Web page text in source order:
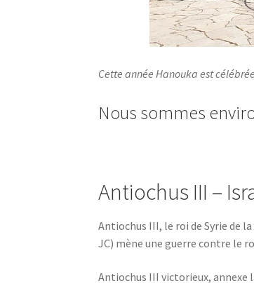
Cette année Hanouka est
Nous sommes
Antiochus III –
Antiochus III, le roi de Syrie de
JC) mène une guerre contre le
Antiochus III victorieux, annexe